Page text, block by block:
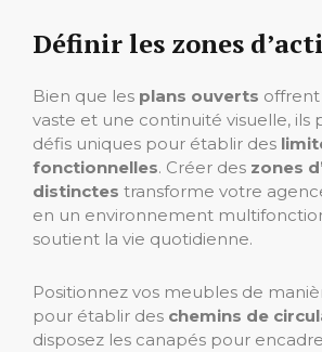
Définir les zones
Bien que les plans ouverts
vaste et une continuité visuelle, ils
défis uniques pour établir des
fonctionnelles. Créer des zones
distinctes transforme votre
en un environnement
soutient la vie quotidienne.
Positionnez vos meubles de
pour établir des chemins de
disposez les canapés pour